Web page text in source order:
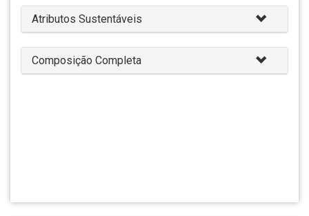
Atributos Sustentáveis
Composição Completa